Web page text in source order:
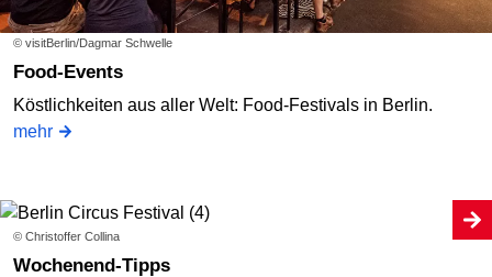
© visitBerlin/Dagmar Schwelle
Food-Events
Köstlichkeiten aus aller Welt: Food-Festivals in Berlin.
mehr
© Christoffer Collina
Wochenend-Tipps